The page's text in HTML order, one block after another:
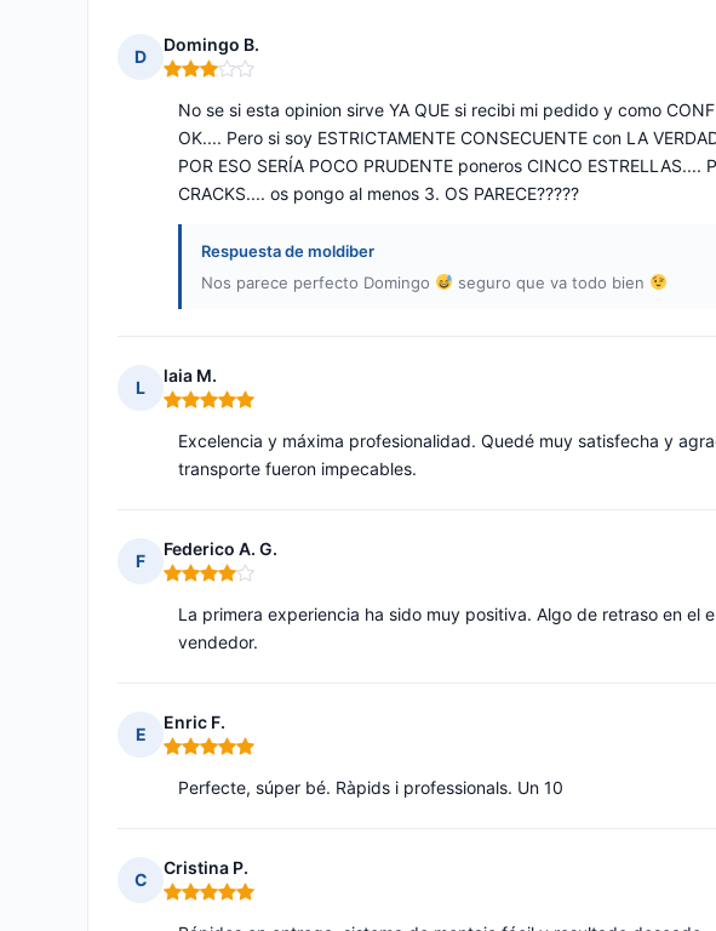
D
Domingo B.
Nota: 3 de 5
No se si esta opinion sirve YA QUE si recibi mi pedido y como
OK.... Pero si soy ESTRICTAMENTE CONSECUENTE con LA
POR ESO SERÍA POCO PRUDENTE poneros CINCO
CRACKS.... os pongo al menos 3. OS PARECE?????
Respuesta de moldiber
Nos parece perfecto Domingo seguro que va todo bien
L
laia M.
Nota: 5 de 5
Excelencia y máxima profesionalidad. Quedé muy satisfecha y
transporte fueron impecables.
F
Federico A. G.
Nota: 4 de 5
La primera experiencia ha sido muy positiva. Algo de retraso en el
vendedor.
E
Enric F.
Nota: 5 de 5
Perfecte, súper bé. Ràpids i professionals. Un 10
C
Cristina P.
Nota: 5 de 5